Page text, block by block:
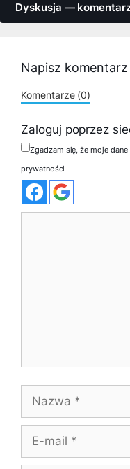
Dyskusja —
Napisz komentarz
Komentarze (0)
Zaloguj poprzez
Zgadzam się, że moje
prywatności
Nazwa